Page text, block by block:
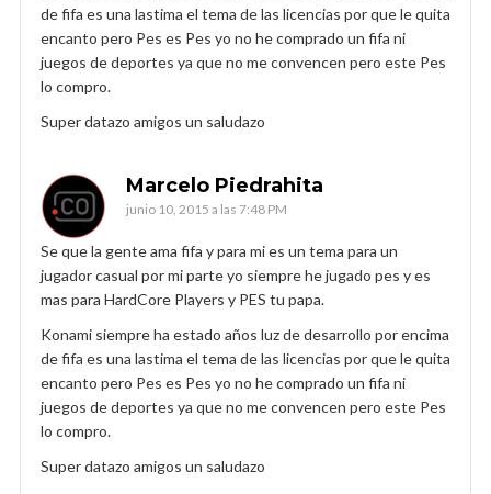
de fifa es una lastima el tema de las licencias por que le quita
encanto pero Pes es Pes yo no he comprado un fifa ni
juegos de deportes ya que no me convencen pero este Pes
lo compro.
Super datazo amigos un saludazo
Marcelo Piedrahita
junio 10, 2015 a las 7:48 PM
Se que la gente ama fifa y para mi es un tema para un
jugador casual por mi parte yo siempre he jugado pes y es
mas para HardCore Players y PES tu papa.
Konami siempre ha estado años luz de desarrollo por encima
de fifa es una lastima el tema de las licencias por que le quita
encanto pero Pes es Pes yo no he comprado un fifa ni
juegos de deportes ya que no me convencen pero este Pes
lo compro.
Super datazo amigos un saludazo